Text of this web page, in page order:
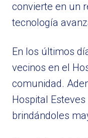
convierte en un
tecnología
En los últimos
vecinos en el
comunidad.
Hospital
brindándoles